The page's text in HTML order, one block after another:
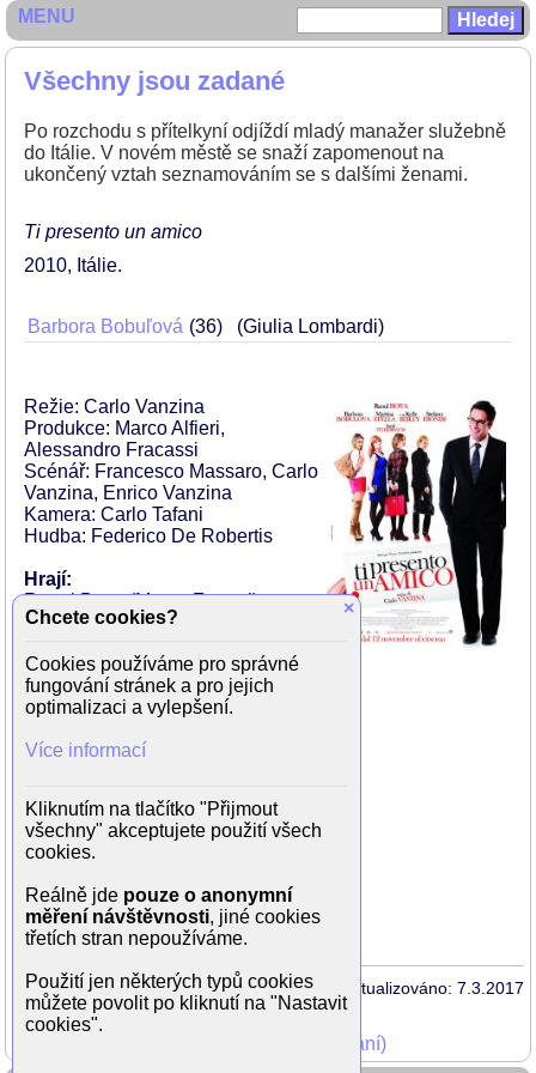
Všechny jsou zadané
Po rozchodu s přítelkyní odjíždí mladý manažer služebně
do Itálie. V novém městě se snaží zapomenout na
ukončený vztah seznamováním se s dalšími ženami.
Ti presento un amico
2010
Itálie
Barbora Bobuľová 36 (Giulia Lombardi)
Režie: Carlo Vanzina
Produkce: Marco Alfieri,
Alessandro Fracassi
Scénář: Francesco Massaro, Carlo
Vanzina, Enrico Vanzina
Kamera: Carlo Tafani
Hudba: Federico De Robertis
Hrají:
Raoul Bova (Marco Ferretti)
Barbora Bobulová (Giulia
Martina Stella (Gabriella)
Kelly Reilly (Sarah)
Stefano Dionisi (Giorgio Roversi)
Carlo Giuseppe Gabardini (Riccardo)
Alessandro Bolide (Il tassista)
Fabio Ferri (Nicola)
Vanessa Hehir (kosmetička)
Tanja Ribic (moglie Volker)
Daniela Virgilio
Aktualizováno: 7.3.2017
Mohli jste vidět v TV (zobrazit starší vysílání)
MENU
×
Chcete cookies?
Cookies používáme pro správné
fungování stránek a pro jejich
optimalizaci a vylepšení.
Více informací
Kliknutím na tlačítko "Přijmout
všechny" akceptujete použití všech
cookies.
Reálně jde pouze o anonymní
měření návštěvnosti, jiné cookies
třetích stran nepoužíváme.
Použití jen některých typů cookies
můžete povolit po kliknutí na "Nastavit
cookies".